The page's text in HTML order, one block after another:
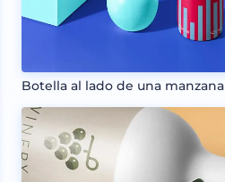
Botella al lado de una manzana